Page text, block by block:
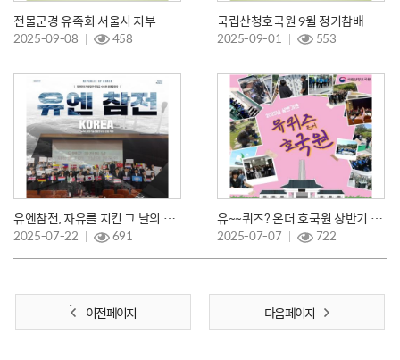
전몰군경 유족회 서울시 지부 현충탑 참배
2025-09-08 458
국립산청호국원 9월 정기참배
2025-09-01 553
유엔참전, 자유를 지킨 그 날의 발자취
2025-07-22 691
유~~퀴즈? 온더 호국원 상반기 체험 행사
2025-07-07 722
이전 페이지 다음 페이지